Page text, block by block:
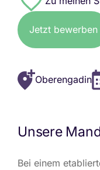
Jetzt bewerben
Oberengadin
Unsere
Bei einem